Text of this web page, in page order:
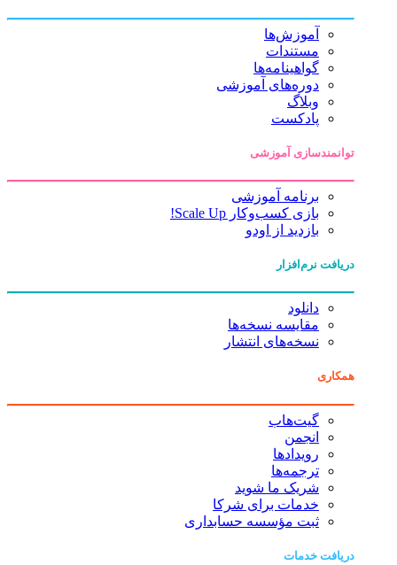
آموزش‌ها
مستندات
گواهینامه‌ها
دوره‌های آموزشی
وبلاگ
پادکست
توانمندسازی آموزشی
برنامه آموزشی
بازی کسب‌وکار Scale Up!
بازدید از اودو
دریافت نرم‌افزار
دانلود
مقایسه نسخه‌ها
نسخه‌های انتشار
همکاری
گیت‌هاب
انجمن
رویدادها
ترجمه‌ها
شریک ما شوید
خدمات برای شرکا
ثبت مؤسسه حسابداری
دریافت خدمات